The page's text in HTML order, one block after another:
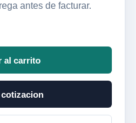
antes de facturar.
al carrito